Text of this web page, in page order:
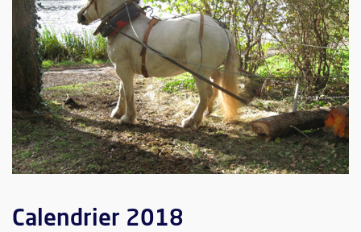
Calendrier 2018